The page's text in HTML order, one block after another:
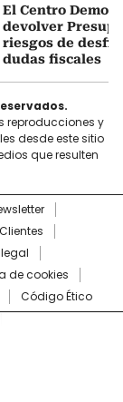
El Centro
devolver
riesgos de
dudas fiscales
reproducciones y
desde este sitio
que resulten
de cookies
Código Ético